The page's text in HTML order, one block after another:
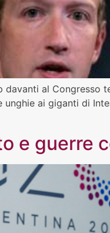
davanti al
ai giganti di
e guerre